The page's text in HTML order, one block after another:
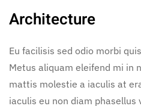
Architecture
Eu facilisis sed odio morbi
Metus aliquam eleifend mi in
mattis molestie a iaculis at
iaculis eu non diam